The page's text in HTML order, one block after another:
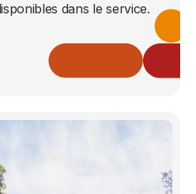
dans le service.